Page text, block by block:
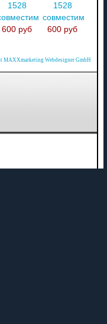
1528
600 руб
1528
совместимый
600 руб
MAXXmarketing Webdesigner GmbH